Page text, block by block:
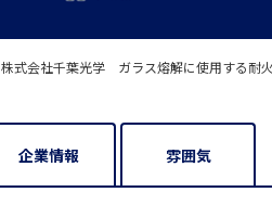
株式会社千葉光学 ガラス熔解に使用する耐
企業情報 雰囲気